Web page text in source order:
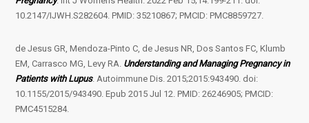
10.2147/IJWH.S282604. PMID: 35210867; PMCID: PMC8859727.
de Jesus GR, Mendoza-Pinto C, de Jesus NR, Dos Santos FC, Klumb
EM, Carrasco MG, Levy RA. Understanding and Managing Pregnancy in
Patients with Lupus. Autoimmune Dis. 2015;2015:943490. doi:
10.1155/2015/943490. Epub 2015 Jul 12. PMID: 26246905; PMCID:
PMC4515284.